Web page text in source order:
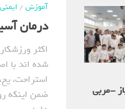
آموزش/
درمان
اکثر
استراحت،
ضمن اینکه
-مربی